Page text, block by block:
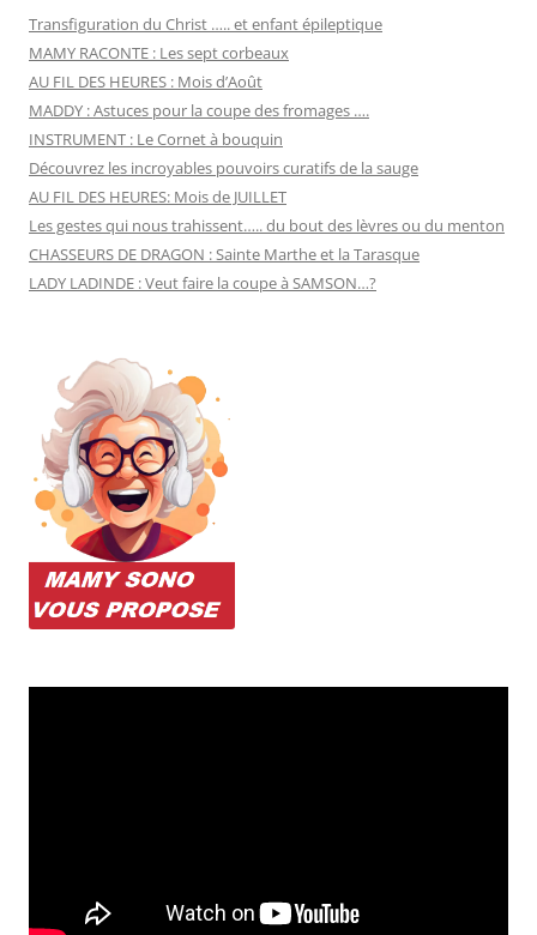
Transfiguration du Christ ….. et enfant épileptique
MAMY RACONTE : Les sept corbeaux
AU FIL DES HEURES : Mois d’Août
MADDY : Astuces pour la coupe des fromages ….
INSTRUMENT : Le Cornet à bouquin
Découvrez les incroyables pouvoirs curatifs de la sauge
AU FIL DES HEURES: Mois de JUILLET
Les gestes qui nous trahissent….. du bout des lèvres ou du menton
CHASSEURS DE DRAGON : Sainte Marthe et la Tarasque
LADY LADINDE : Veut faire la coupe à SAMSON…?